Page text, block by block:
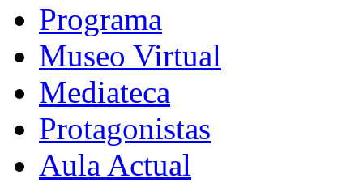
Programa
Museo Virtual
Mediateca
Protagonistas
Aula Actual